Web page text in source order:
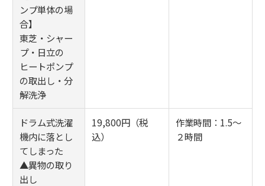
ンプ単体の場
合】
東芝・シャー
プ・日立の
ヒートポンプ
の取出し・分
解洗浄
ドラム式洗濯
機内に落とし
てしまった
▲異物の取り
出し
19,800円（税
込）
作業時間：1.5～
２時間